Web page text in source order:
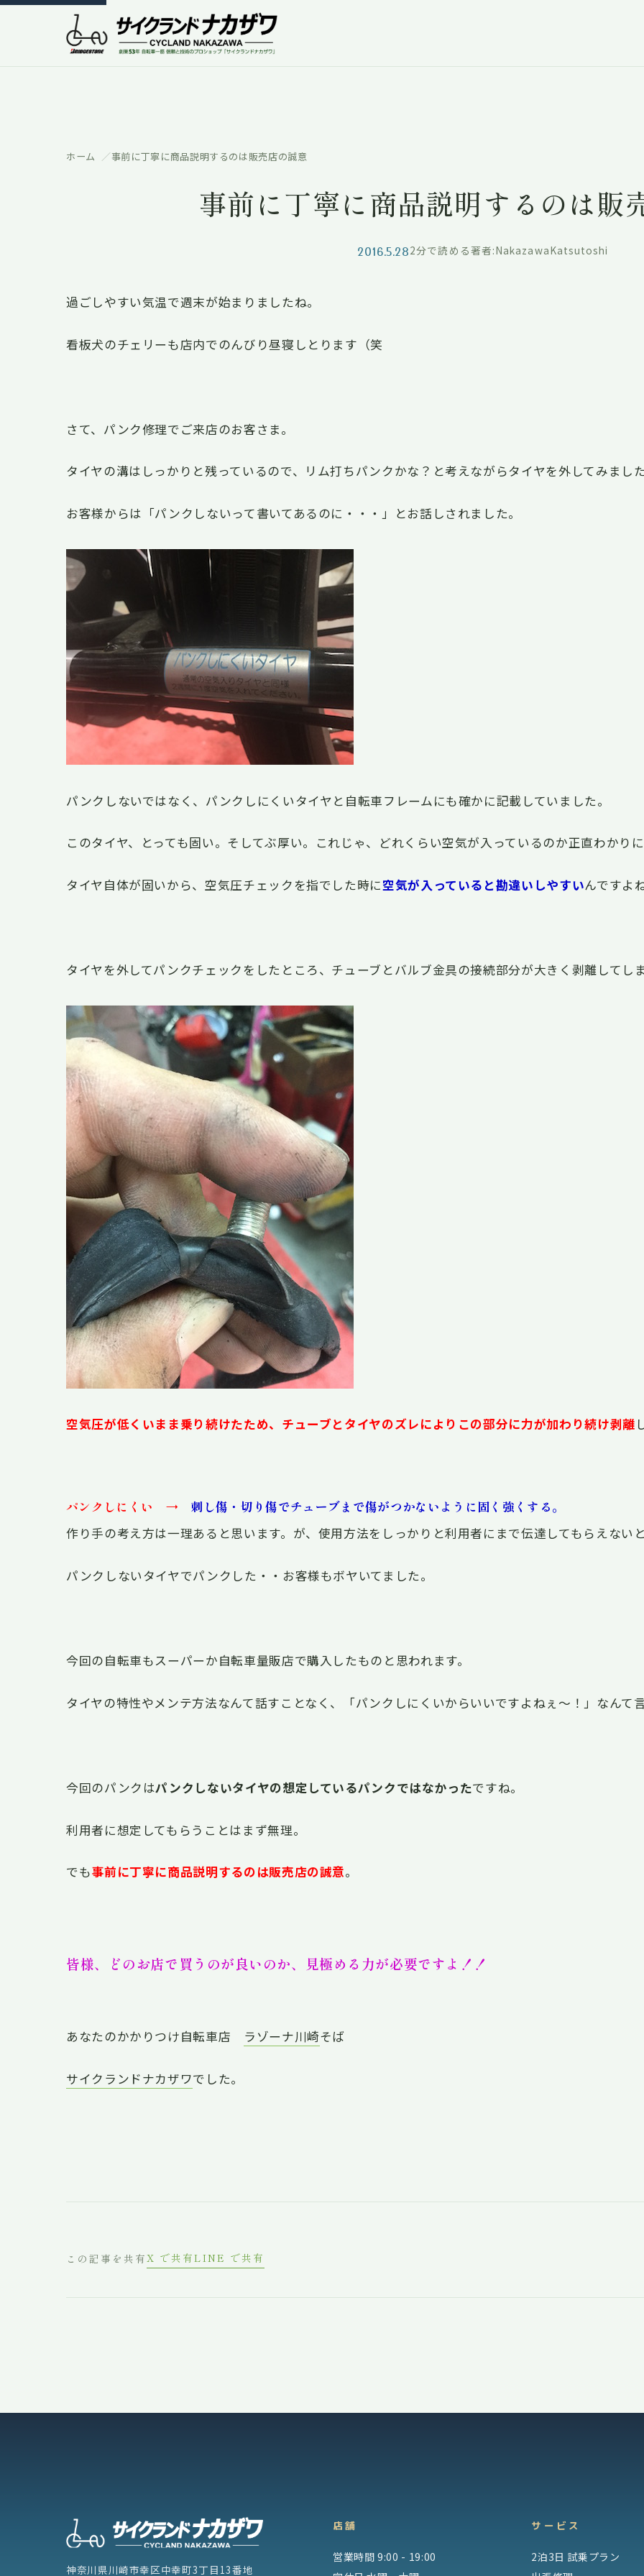
ホーム 事前に丁寧に商品説明するのは販売店の誠意
事前に丁寧に商品説明するのは販
2016.5.282分で読める著者:NakazawaKatsutoshi
過ごしやすい気温で週末が始まりましたね。
看板犬のチェリーも店内でのんびり昼寝しとります（笑
さて、パンク修理でご来店のお客さま。
タイヤの溝はしっかりと残っているので、リム打ちパンクかな？と考えながらタイヤを外してみまし
お客様からは「パンクしないって書いてあるのに・・・」とお話しされました。
パンクしないではなく、パンクしにくいタイヤと自転車フレームにも確かに記載していました。
このタイヤ、とっても固い。そしてぶ厚い。これじゃ、どれくらい空気が入っているのか正直わかり
タイヤ自体が固いから、空気圧チェックを指でした時に空気が入っていると勘違いしやすいんですよ
タイヤを外してパンクチェックをしたところ、チューブとバルブ金具の接続部分が大きく剥離してし
空気圧が低くいまま乗り続けたため、チューブとタイヤのズレによりこの部分に力が加わり続け剥離
パンクしにくい → 刺し傷・切り傷でチューブまで傷がつかないように固く強くする。
作り手の考え方は一理あると思います。が、使用方法をしっかりと利用者にまで伝達してもらえない
パンクしないタイヤでパンクした・・お客様もボヤいてました。
今回の自転車もスーパーか自転車量販店で購入したものと思われます。
タイヤの特性やメンテ方法なんて話すことなく、「パンクしにくいからいいですよねぇ〜！」なんて
今回のパンクはパンクしないタイヤの想定しているパンクではなかったですね。
利用者に想定してもらうことはまず無理。
でも事前に丁寧に商品説明するのは販売店の誠意。
皆様、どのお店で買うのが良いのか、見極める力が必要ですよ！！
あなたのかかりつけ自転車店 ラゾーナ川崎そば
サイクランドナカザワでした。
この記事を共有X で共有LINE で共有
神奈川県川崎市幸区中幸町3丁目13番地
店舗
営業時間 9:00 - 19:00
サービス
2泊3日 試乗プラン